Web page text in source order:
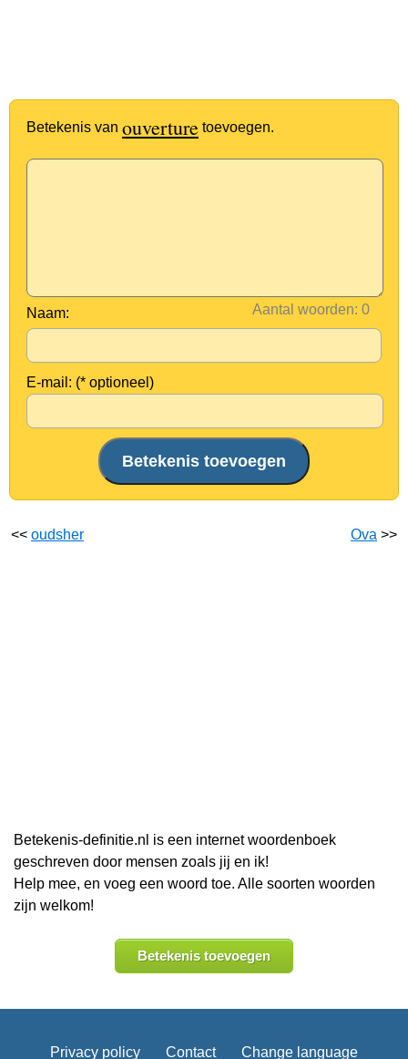
Betekenis van ouverture toevoegen.
Aantal woorden:
Naam:
E-mail: (* optioneel)
<< oudsher Ova >>
Betekenis-definitie.nl is een internet woordenboek
geschreven door mensen zoals jij en ik!
Help mee, en voeg een woord toe. Alle soorten woorden
zijn welkom!
Betekenis toevoegen
Privacy policy Contact Change language